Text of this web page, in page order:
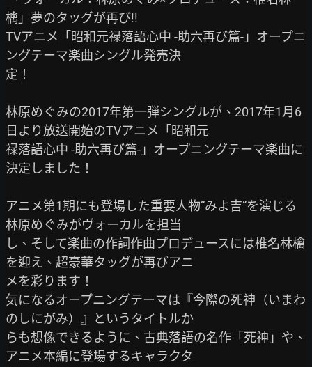
檎」夢のタッグが再び!!
TVアニメ「昭和元禄落語心中 -助六再び篇-」オープニ
ングテーマ楽曲シングル発売決
定！
林原めぐみの2017年第一弾シングルが、2017年1月6
日より放送開始のTVアニメ「昭和元
禄落語心中 -助六再び篇-」オープニングテーマ楽曲に
決定しました！
アニメ第1期にも登場した重要人物“みよ吉”を演じる
林原めぐみがヴォーカルを担当
し、そして楽曲の作詞作曲プロデュースには椎名林檎
を迎え、超豪華タッグが再びアニ
メを彩ります！
気になるオープニングテーマは『今際の死神（いまわ
のしにがみ）』というタイトルか
らも想像できるように、古典落語の名作「死神」や、
アニメ本編に登場するキャラクタ